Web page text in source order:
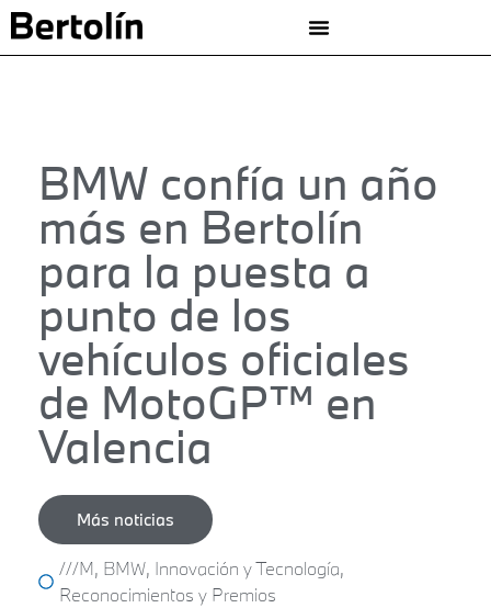
BMW confía un año
más en Bertolín
para la puesta a
punto de los
vehículos oficiales
de MotoGP™ en
Valencia
Más noticias
///M, BMW, Innovación y Tecnología,
Reconocimientos y Premios